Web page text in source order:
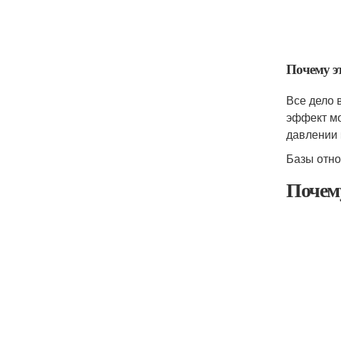
Почему
Все дело
эффект
давлении
Базы